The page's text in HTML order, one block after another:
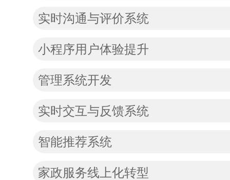
实时沟通与评价系统
小程序用户体验提升
管理系统开发
实时交互与反馈系统
智能推荐系统
家政服务线上化转型